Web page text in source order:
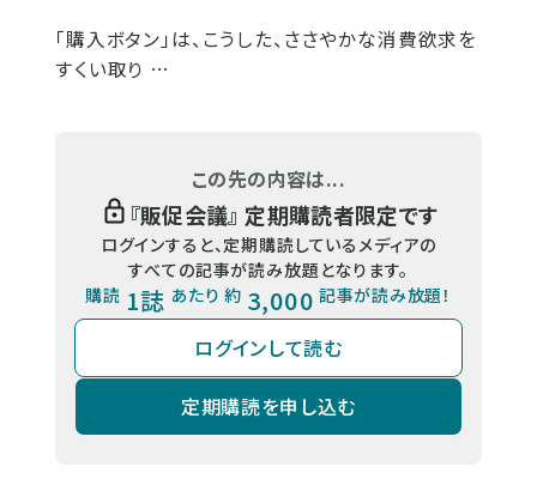
「購入ボタン」は、こうした、ささやかな消費欲求を
すくい取り …
この先の内容は...
『販促会議』 定期購読者限定です
ログインすると、定期購読しているメディアの
すべての記事が読み放題となります。
購読 1誌 あたり 約 3,000 記事が読み放題！
ログインして読む
定期購読を申し込む